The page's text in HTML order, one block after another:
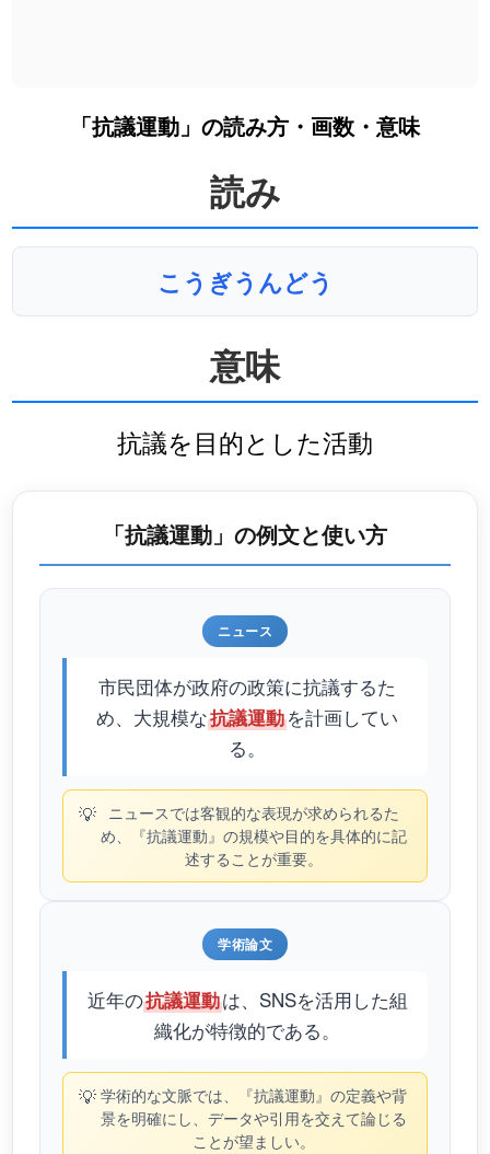
「抗議運動」の読み方・画数・意味
読み
こうぎうんどう
意味
抗議を目的とした活動
「抗議運動」の例文と使い方
ニュース
市民団体が政府の政策に抗議するた
め、大規模な抗議運動を計画してい
る。
💡 ニュースでは客観的な表現が求められるた
め、『抗議運動』の規模や目的を具体的に記
述することが重要。
学術論文
近年の抗議運動は、SNSを活用した組
織化が特徴的である。
💡 学術的な文脈では、『抗議運動』の定義や背
景を明確にし、データや引用を交えて論じる
ことが望ましい。